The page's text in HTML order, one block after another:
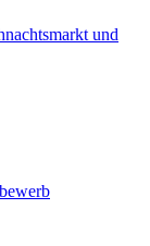
und